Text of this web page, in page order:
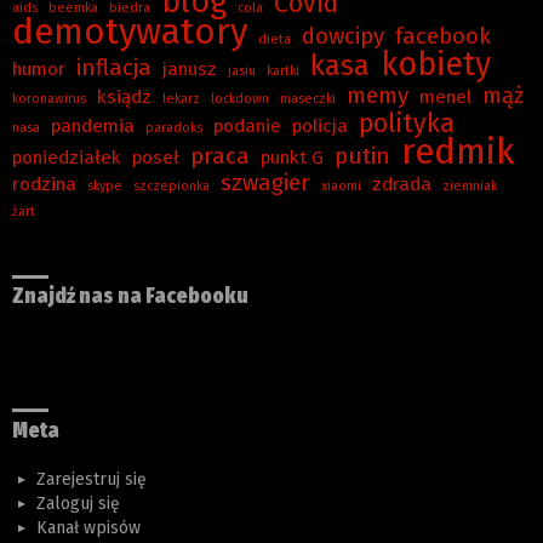
aids beemka biedra cola
demotywatory dieta dowcipy facebook
humor inflacja janusz jasiu kartki kasa kobiety
koronawirus ksiądz lekarz lockdown maseczki memy menel mąż
nasa pandemia paradoks podanie policja polityka
poniedziałek poseł praca punkt G putin redmik
rodzina skype szczepionka szwagier xiaomi zdrada
ziemniak
żart
Znajdź nas na Facebooku
Meta
Zarejestruj się
Zaloguj się
Kanał wpisów